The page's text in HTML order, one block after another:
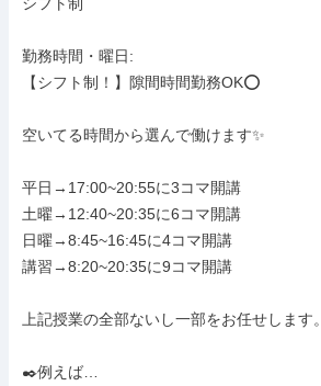
勤務時間・曜日:
【シフト制！】隙間時間勤務OK⭕️
空いてる時間から選んで働けます✨
平日→17:00~20:55に3コマ開講
土曜→12:40~20:35に6コマ開講
日曜→8:45~16:45に4コマ開講
講習→8:20~20:35に9コマ開講
上記授業の全部ないし一部をお任せします。
✒️例えば…